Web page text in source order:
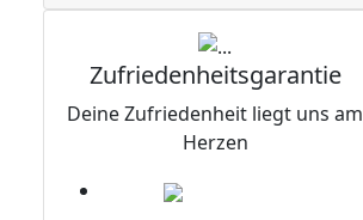
Zufriedenheitsgarantie
Deine Zufriedenheit liegt uns am
Herzen